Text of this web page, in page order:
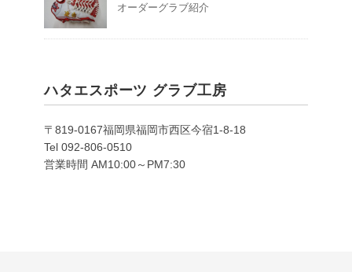
オーダーグラブ紹介
ハタエスポーツ グラブ工房
〒819-0167福岡県福岡市西区今宿1-8-18
Tel 092-806-0510
営業時間 AM10:00～PM7:30